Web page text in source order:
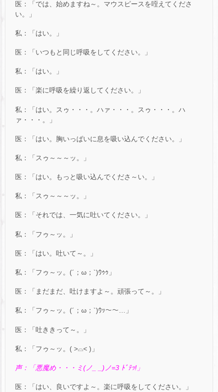
医：「では、始めますね～。マウスピースを咥えてくださ
い。」
私：「はい。」
医：「いつもと同じ呼吸をしてください。」
私：「はい。」
医：「楽に呼吸を繰り返してください。」
私：「はい。スゥ・・・。ハァ・・・。スゥ・・・。ハ
ァ・・・。」
医：「はい。胸いっぱいに息を吸い込んでください。」
私：「スゥ～～～ッ。」
医：「はい。もっと吸い込んでくださ～い。」
私：「スゥ～～～ッ。」
医：「それでは、一気に吐いてください。」
私：「フゥ～ッ。」
医：「はい。吐いて～。」
私：「フゥ～ッ。(´；ω；`)ｳｩｩ」
医：「まだまだ、吐けますよ～。頑張って～。」
私：「フゥ～ッ。(´；ω；`)ｳｯ～～…」
医：「吐ききって～。」
私：「フゥ～ッ。( ˃⌓˂ )」
声：「悪魔め・・・ ミ(ノ _ _) ノ=3 ﾄﾞﾃｯ!」
医：「はい、良いですよ～。楽に呼吸をしてください。」